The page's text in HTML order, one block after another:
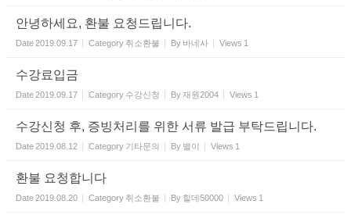
안녕하세요, 환불 요청드립니다.
Date2019.09.17 Category 취소환불 By 바네사 Views 1
수강료입금
Date2019.09.17 Category 수강신청 By재원2004 Views 1
수강신청 후, 증빙처리를 위한 서류 발급 부탁드립니다.
Date2019.08.12 Category 기타문의 By 별이 Views 1
환불 요청합니다
Date2019.08.20 Category 취소환불 By 힐데50000 Views 1